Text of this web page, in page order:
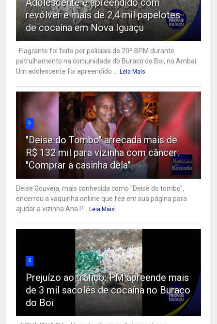
Adolescente é apreendido com
revólver e mais de 2,4 mil papelotes
de cocaína em Nova Iguaçu
Flagrante foi feito por policiais do 20º BPM durante
patrulhamento na comunidade do Buraco do Boi, no Ambaí
Um adolescente foi apreendido ...
Leia Mais
5
"Deise do Tombo" arrecada mais de
R$ 132 mil para vizinha com câncer:
"Comprar a casinha dela"
Deise Gouveia, mais conhecida como "Deise do tombo",
encerrou a vaquinha onliine que fez em sua página para
ajudar a vizinha Ana P...
Leia Mais
6
Prejuízo ao tráfico: PM apreende mais
de 3 mil sacolés de cocaína no Buraco
do Boi